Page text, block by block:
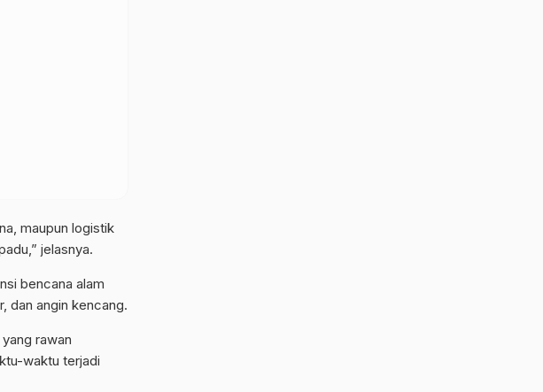
maupun logistik
jelasnya.
bencana alam
dan angin kencang.
rawan
waktu terjadi